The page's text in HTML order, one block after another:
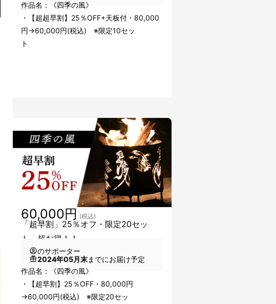
作品名：《四季の風》
・【超超早割】25％OFF+天板付・80,000
円→60,000円(税込) ※限定10セッ
ト
「超早割」25％オフ・限定20セッ
ト 超お得！！
60,000円 (税込)
のサポーター
2024年05月末までにお届け予定
作品名：《四季の風》
・【超早割】25％OFF・80,000円
→60,000円(税込) ※限定20セッ